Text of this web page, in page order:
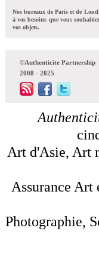
Nos bureaux de Paris et de
à vos besoins que vous
vos objets.
©Authenticite Partnership
2008 - 2025
Art d'Asie, Art
Assurance
Photographie,